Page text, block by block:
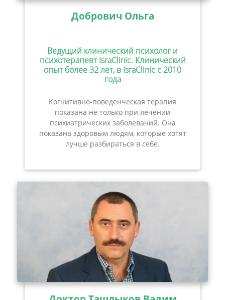
Добрович Ольга
Ведущий клинический психолог и
психотерапевт IsraClinic. Клинический
опыт более 32 лет, в IsraClinic с 2010
года
Когнитивно-поведенческая терапия
показана не только при лечении
психиатрических заболеваний. Она
показана здоровым людям, которые хотят
лучше разбираться в себе.